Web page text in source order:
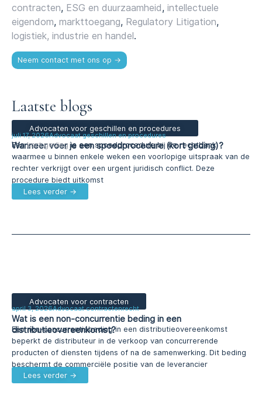
contracten, ESG en duurzaamheid, intellectuele
eigendom, markttoegang, Regulatory Litigation,
logistiek, industrie en handel.
Neem contact met ons op →
Laatste blogs
Advocaten voor geschillen en procedures
juli 17, 2026Advocaat geschillen en procedures
Wanneer voer je een spoedprocedure (kort geding)?
Eenkort geding is een spoedprocedure bij de rechtbank
waarmee u binnen enkele weken een voorlopige uitspraak van de
rechter verkrijgt over een urgent juridisch conflict. Deze
procedure biedt uitkomst
Lees verder →
Advocaten voor contracten
april 3, 2026Advocaat contractenrecht
Wat is een non-concurrentie beding in een
distributieovereenkomst?
Een non-concurrentiebeding in een distributieovereenkomst
beperkt de distributeur in de verkoop van concurrerende
producten of diensten tijdens of na de samenwerking. Dit beding
beschermt de commerciële positie van de leverancier
Lees verder →